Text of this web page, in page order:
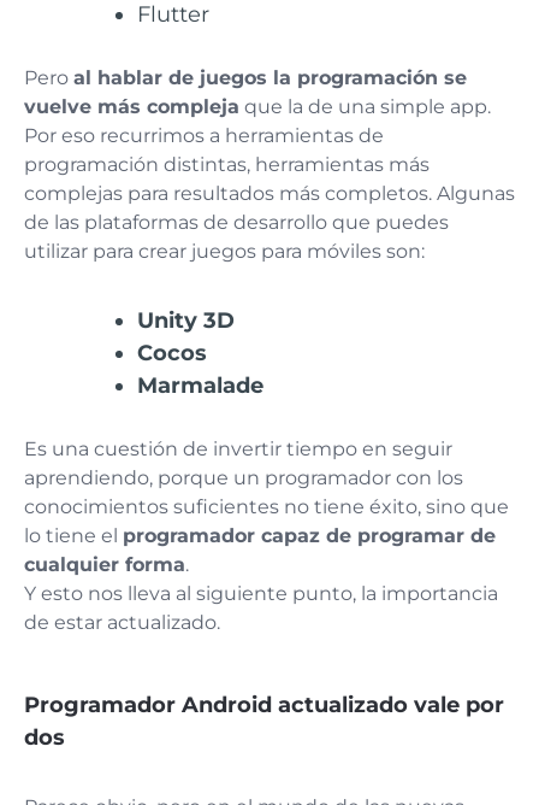
Flutter
Pero al hablar de juegos la programación se
vuelve más compleja que la de una simple app.
Por eso recurrimos a herramientas de
programación distintas, herramientas más
complejas para resultados más completos. Algunas
de las plataformas de desarrollo que puedes
utilizar para crear juegos para móviles son:
Unity 3D
Cocos
Marmalade
Es una cuestión de invertir tiempo en seguir
aprendiendo, porque un programador con los
conocimientos suficientes no tiene éxito, sino que
lo tiene el programador capaz de programar de
cualquier forma.
Y esto nos lleva al siguiente punto, la importancia
de estar actualizado.
Programador Android actualizado vale por
dos